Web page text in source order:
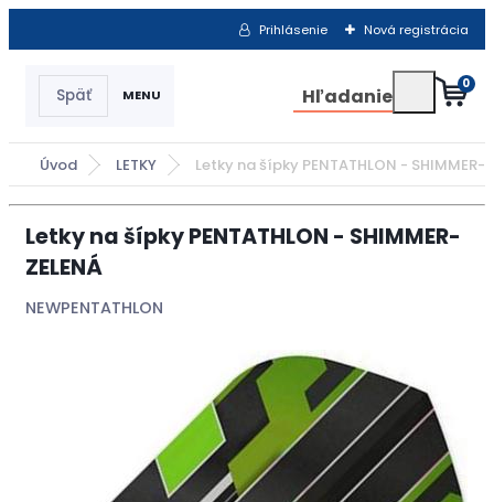
Prihlásenie Nová registrácia
Hľadanie 0
Úvod LETKY Letky na šípky PENTATHLON - SHIMMER-
Letky na šípky PENTATHLON - SHIMMER-
ZELENÁ
NEWPENTATHLON